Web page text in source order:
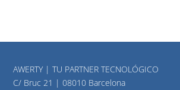
AWERTY | TU PARTNER TECNOLÓGICO
C/ Bruc 21 | 08010 Barcelona